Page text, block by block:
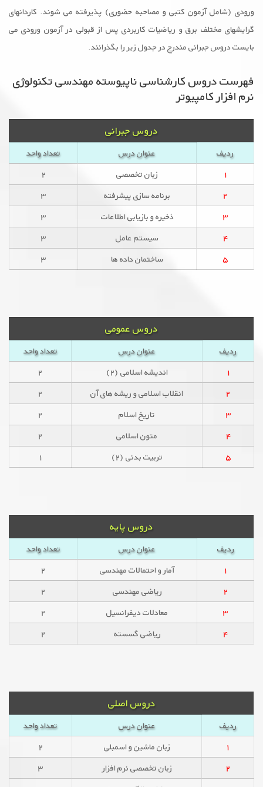
ورودی (شامل آزمون کتبی و مصاحبه حضوری) پذیرفته می شوند. کاردانهای
گرایشهای مختلف برق و ریاضیات کاربردی پس از قبولی در آزمون ورودی می
بایست دروس جبرانی مندرج در جدول زیر را بگذرانند.
فهرست دروس کارشناسی ناپیوسته مهندسی تکنولوژی
نرم افزار کامپیوتر
دروس جبرانی
ردیف عنوان درس
تعداد واحد
۱
زبان تخصصی
۲
۲
برنامه سازی پیشرفته
۳
۳
ذخیره و بازیابی اطلاعات
۳
۴
سیستم عامل
۳
۵
ساختمان داده ها ۳
دروس عمومی
ردیف عنوان درس
تعداد واحد
۱
اندیشه اسلامی (۲)
۲
۲
انقلاب اسلامی و ریشه های آن
۲
۳
تاریخ اسلام
۲
۴
متون اسلامی
۲
۵
تربیت بدنی (۲) ۱
دروس پایه
ردیف عنوان درس
تعداد واحد
۱
آمار و احتمالات مهندسی
۲
۲
ریاضی مهندسی
۲
۳
معادلات دیفرانسیل
۲
۴
ریاضی گسسته ۲
دروس اصلی
ردیف عنوان درس
تعداد واحد
۱
زبان ماشین و اسمبلی
۲
۲
زبان تخصصی نرم افزار
۳